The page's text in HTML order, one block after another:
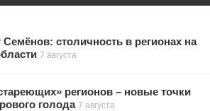
Семёнов: столичность в регионах на
7 августа
регионов – новые точки
голода 7 августа